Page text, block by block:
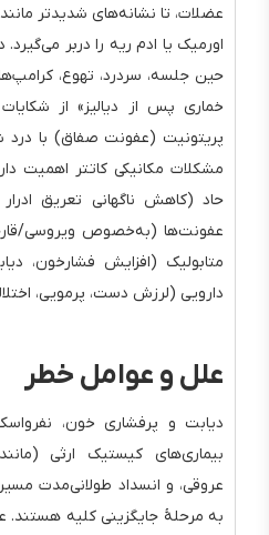
عضلات، تا نشانه‌های شدیدتر
اورمیک یا ادم ریه را دربر
حین جلسه، سردرد، تهوع،
خماری پس از دیالیز» از شکایات
پریتونیت (عفونت صفاق) با درد
مشکلات مکانیکی کاتتر اهمیت
حاد (کاهش ناگهانی تعریق ادرار
عفونت‌ها (به‌خصوص ویروسی/
متابولیک (افزایش فشارخون،
دارویی (لرزش دست، پرمویی،
علل و عوامل خطر
دیابت و پرفشاری خون،
بیماری‌های کیستیک ارثی
عروقی، و انسداد طولانی‌مدت
به مرحلهٔ جایگزینی کلیه